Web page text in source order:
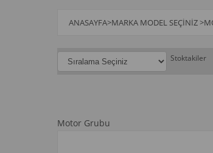
ANASAYFA>MARKA MODEL SEÇINIZ>
Stoktakiler
Motor Grubu